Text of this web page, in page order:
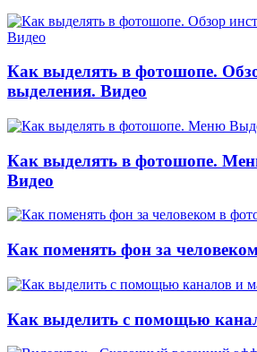
Как выделять в фотошопе.
выделения. Видео
Как выделять в фотошопе.
Видео
Как поменять фон за
Как выделить с помощью